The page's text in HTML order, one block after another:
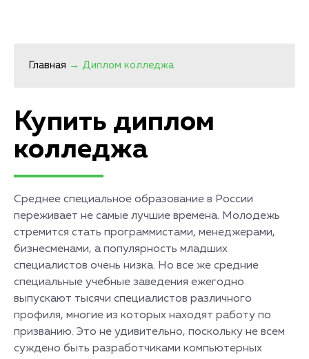
Главная → Диплом колледжа
Купить диплом
колледжа
Среднее специальное образование в России
переживает не самые лучшие времена. Молодежь
стремится стать программистами, менеджерами,
бизнесменами, а популярность младших
специалистов очень низка. Но все же средние
специальные учебные заведения ежегодно
выпускают тысячи специалистов различного
профиля, многие из которых находят работу по
призванию. Это не удивительно, поскольку не всем
суждено быть разработчиками компьютерных